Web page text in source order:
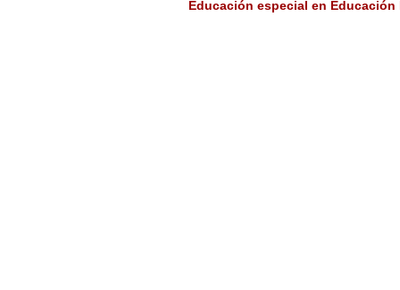
Educación especial en Educación